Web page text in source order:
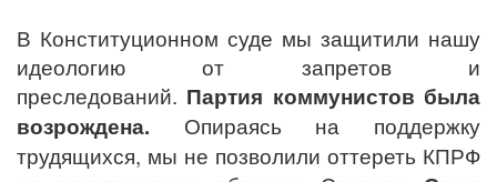
В Конституционном суде мы защитили нашу
идеологию от запретов и
преследований. Партия коммунистов была
возрождена. Опираясь на поддержку
трудящихся, мы не позволили оттереть КПРФ